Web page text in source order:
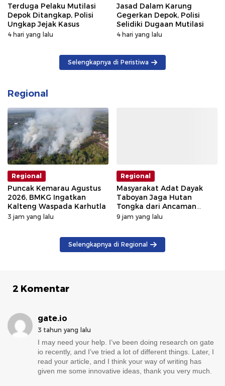
Terduga Pelaku Mutilasi
Depok Ditangkap, Polisi
Ungkap Jejak Kasus
4 hari yang lalu
Jasad Dalam Karung
Gegerkan Depok, Polisi
Selidiki Dugaan Mutilasi
4 hari yang lalu
Selengkapnya di Peristiwa
Regional
Regional
Puncak Kemarau Agustus
2026, BMKG Ingatkan
Kalteng Waspada Karhutla
3 jam yang lalu
Regional
Masyarakat Adat Dayak
Taboyan Jaga Hutan
Tongka dari Ancaman
Deforestasi
9 jam yang lalu
Selengkapnya di Regional
2 Komentar
gate.io
3 tahun yang lalu
I may need your help. I’ve been doing research on gate
io recently, and I’ve tried a lot of different things. Later, I
read your article, and I think your way of writing has
given me some innovative ideas, thank you very much.